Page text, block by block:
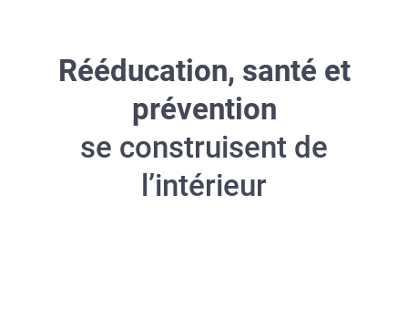
Rééducation, santé et
prévention
se construisent de
l’intérieur